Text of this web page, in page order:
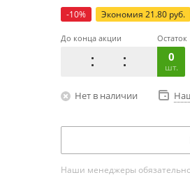
-10% Экономия 21.80 руб.
До конца акции Остаток
0
шт.
Нет в наличии
Наши менеджеры обязательно